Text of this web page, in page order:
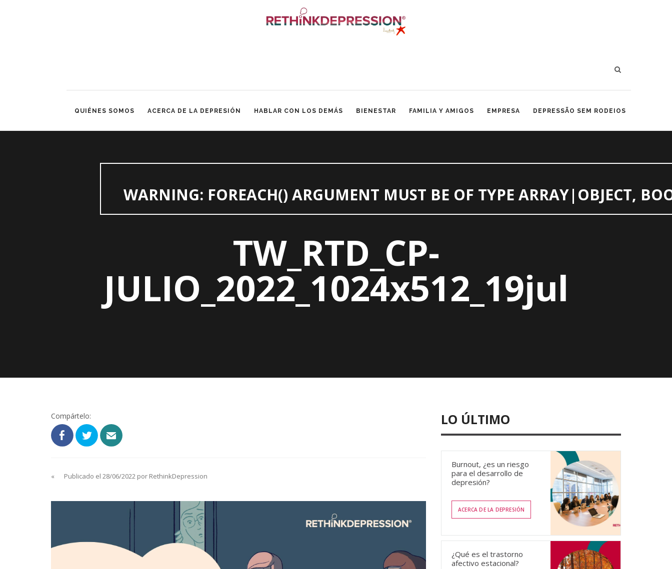
QUIÉNES SOMOS ACERCA DE LA DEPRESIÓN HABLAR CON LOS DEMÁS BIENESTAR FAMILIA Y AMIGOS EMPRESA DEPRESSÃO SEM RODEIOS
WARNING: FOREACH() ARGUMENT MUST BE OF TYPE ARRAY|OBJECT,
TW_RTD_CP-
JULIO_2022_1024x512_19jul
Compártelo:
« Publicado el 28/06/2022 por RethinkDepression
LO ÚLTIMO
Burnout, ¿es un riesgo
para el desarrollo de
depresión?
ACERCA DE LA DEPRESIÓN
¿Qué es el trastorno
afectivo estacional?